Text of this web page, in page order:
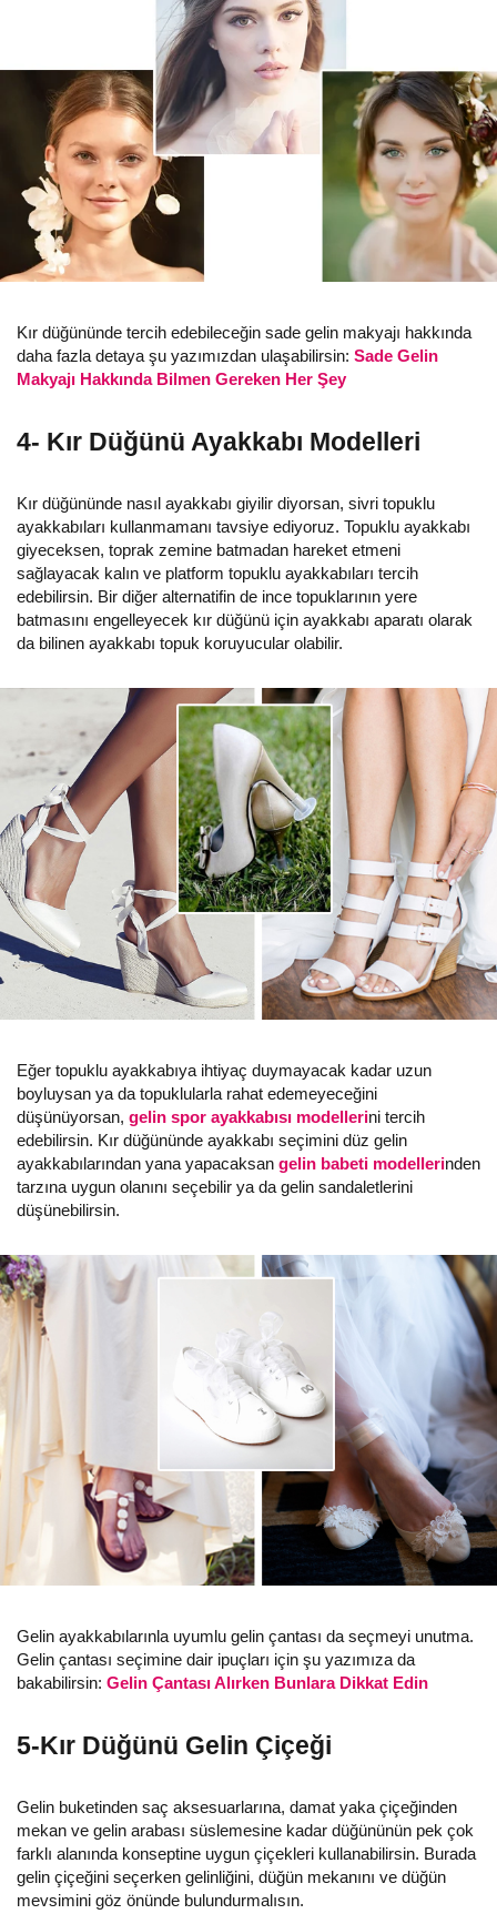
Kır düğününde tercih edebileceğin sade gelin makyajı hakkında
daha fazla detaya şu yazımızdan ulaşabilirsin: Sade Gelin
Makyajı Hakkında Bilmen Gereken Her Şey
4- Kır Düğünü Ayakkabı Modelleri
Kır düğününde nasıl ayakkabı giyilir diyorsan, sivri topuklu
ayakkabıları kullanmamanı tavsiye ediyoruz. Topuklu ayakkabı
giyeceksen, toprak zemine batmadan hareket etmeni
sağlayacak kalın ve platform topuklu ayakkabıları tercih
edebilirsin. Bir diğer alternatifin de ince topuklarının yere
batmasını engelleyecek kır düğünü için ayakkabı aparatı olarak
da bilinen ayakkabı topuk koruyucular olabilir.
Eğer topuklu ayakkabıya ihtiyaç duymayacak kadar uzun
boyluysan ya da topuklularla rahat edemeyeceğini
düşünüyorsan, gelin spor ayakkabısı modellerini tercih
edebilirsin. Kır düğününde ayakkabı seçimini düz gelin
ayakkabılarından yana yapacaksan gelin babeti modellerinden
tarzına uygun olanını seçebilir ya da gelin sandaletlerini
düşünebilirsin.
Gelin ayakkabılarınla uyumlu gelin çantası da seçmeyi unutma.
Gelin çantası seçimine dair ipuçları için şu yazımıza da
bakabilirsin: Gelin Çantası Alırken Bunlara Dikkat Edin
5-Kır Düğünü Gelin Çiçeği
Gelin buketinden saç aksesuarlarına, damat yaka çiçeğinden
mekan ve gelin arabası süslemesine kadar düğününün pek çok
farklı alanında konseptine uygun çiçekleri kullanabilirsin. Burada
gelin çiçeğini seçerken gelinliğini, düğün mekanını ve düğün
mevsimini göz önünde bulundurmalısın.